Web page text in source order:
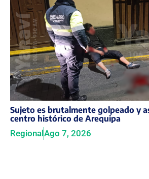
Sujeto es brutalmente golpeado y
centro histórico de Arequipa
Regional Ago 7, 2026